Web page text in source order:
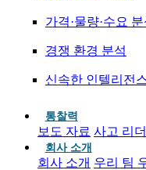
가격·물량·수요 분
경쟁 환경 분석
신속한 인텔리전
통찰력
보도 자료 사고 리
회사 소개
회사 소개 우리 팀